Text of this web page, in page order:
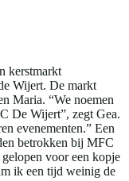
kerstmarkt
Wijert. De markt
Maria. “We noemen
De Wijert”, zegt Gea.
evenementen.” Een
betrokken bij MFC
voor een kopje
ik een tijd weinig de